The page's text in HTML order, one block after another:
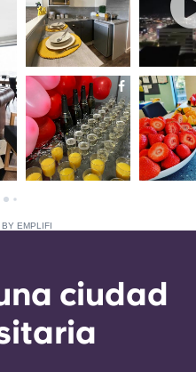
EMPLIFI
ciudad